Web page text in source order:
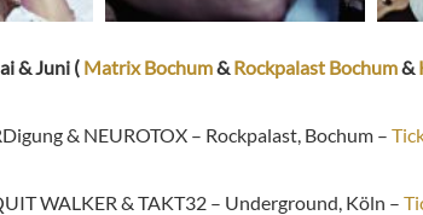
& Juni ( Matrix Bochum& Rockpalast Bochum&
& NEUROTOX – Rockpalast, Bochum –
WALKER & TAKT32 – Underground, Köln –